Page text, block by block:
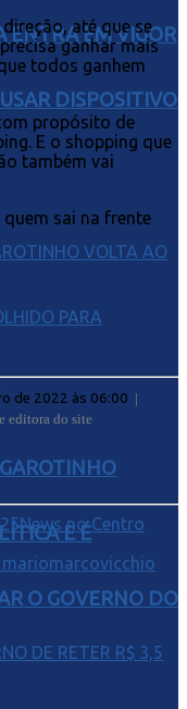
ENTRA EM VIGOR
DISPOSITIVO
E É
O GOVERNO DO
até que se
ganhar mais
todos ganhem
propósito de
E o shopping que
também vai
quem sai na frente
de 2022 às 06:00 |
editora do site
no Centro